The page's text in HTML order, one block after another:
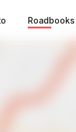
Roadbooks